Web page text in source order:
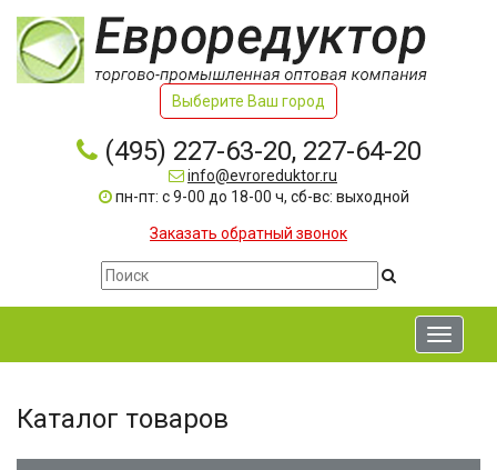
Выберите Ваш город
(495) 227-63-20, 227-64-20
info@evroreduktor.ru
пн-пт: с 9-00 до 18-00 ч, сб-вс: выходной
Заказать обратный звонок
Toggle
Каталог товаров